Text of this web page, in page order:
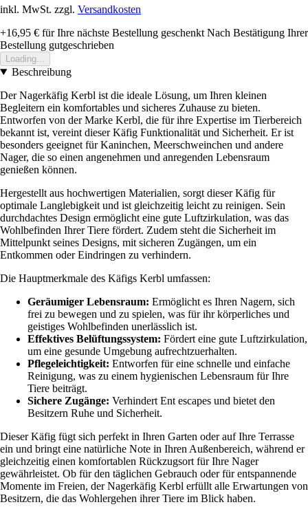
inkl. MwSt. zzgl. Versandkosten
+16,95 € für Ihre nächste Bestellung geschenkt Nach Bestätigung Ihrer
Bestellung gutgeschrieben
Loading...
Beschreibung
Der Nagerkäfig Kerbl ist die ideale Lösung, um Ihren kleinen
Begleitern ein komfortables und sicheres Zuhause zu bieten.
Entworfen von der Marke Kerbl, die für ihre Expertise im Tierbereich
bekannt ist, vereint dieser Käfig Funktionalität und Sicherheit. Er ist
besonders geeignet für Kaninchen, Meerschweinchen und andere
Nager, die so einen angenehmen und anregenden Lebensraum
genießen können.
Hergestellt aus hochwertigen Materialien, sorgt dieser Käfig für
optimale Langlebigkeit und ist gleichzeitig leicht zu reinigen. Sein
durchdachtes Design ermöglicht eine gute Luftzirkulation, was das
Wohlbefinden Ihrer Tiere fördert. Zudem steht die Sicherheit im
Mittelpunkt seines Designs, mit sicheren Zugängen, um ein
Entkommen oder Eindringen zu verhindern.
Die Hauptmerkmale des Käfigs Kerbl umfassen:
Geräumiger Lebensraum: Ermöglicht es Ihren Nagern, sich
frei zu bewegen und zu spielen, was für ihr körperliches und
geistiges Wohlbefinden unerlässlich ist.
Effektives Belüftungssystem: Fördert eine gute Luftzirkulation,
um eine gesunde Umgebung aufrechtzuerhalten.
Pflegeleichtigkeit: Entworfen für eine schnelle und einfache
Reinigung, was zu einem hygienischen Lebensraum für Ihre
Tiere beiträgt.
Sichere Zugänge: Verhindert Ent escapes und bietet den
Besitzern Ruhe und Sicherheit.
Dieser Käfig fügt sich perfekt in Ihren Garten oder auf Ihre Terrasse
ein und bringt eine natürliche Note in Ihren Außenbereich, während er
gleichzeitig einen komfortablen Rückzugsort für Ihre Nager
gewährleistet. Ob für den täglichen Gebrauch oder für entspannende
Momente im Freien, der Nagerkäfig Kerbl erfüllt alle Erwartungen von
Besitzern, die das Wohlergehen ihrer Tiere im Blick haben.